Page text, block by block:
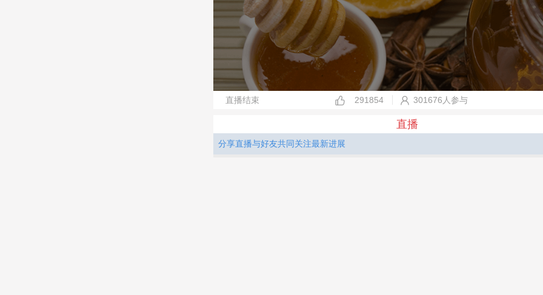
直播结束 291854 301676人参与
直播
分享直播与好友共同关注最新进展